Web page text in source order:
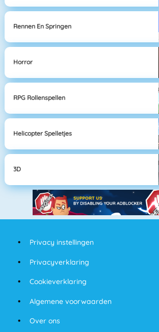
Rennen En Springen
Horror
RPG Rollenspellen
Helicopter Spelletjes
3D
Privacy instellingen
Privacyverklaring
Cookieverklaring
Algemene voorwaarden
Over ons